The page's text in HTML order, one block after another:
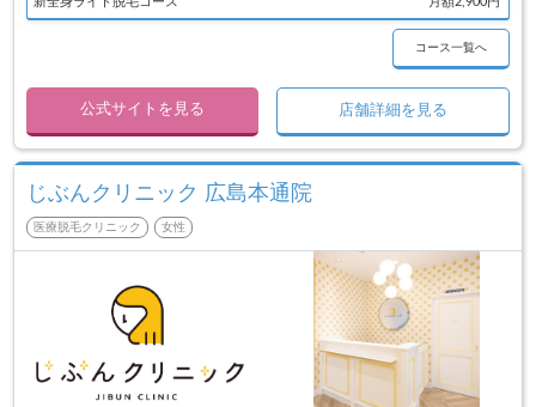
コース一覧へ
公式サイトを見る 店舗詳細を見る
じぶんクリニック 広島本通院
医療脱毛クリニック 女性